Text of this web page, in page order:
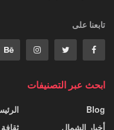
تابعنا على
ابحث عبر التصنيفات
Blog
أخبار الشمال